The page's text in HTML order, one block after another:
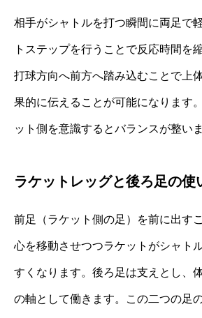
相手がシャトルを打つ瞬間に両足で
トステップを行うことで反応時間を
打球方向へ前方へ踏み込むことで上
果的に伝えることが可能になります
ット側を意識するとバランスが整いま
ラケットレッグと後ろ足の使
前足（ラケット側の足）を前に出す
心を移動させつつラケットがシャト
すくなります。後ろ足は支えとし、
の軸として働きます。この二つの足